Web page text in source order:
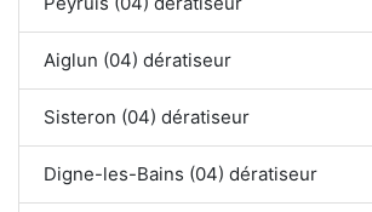
Aiglun (04) dératiseur
Sisteron (04) dératiseur
Digne-les-Bains (04) dératiseur